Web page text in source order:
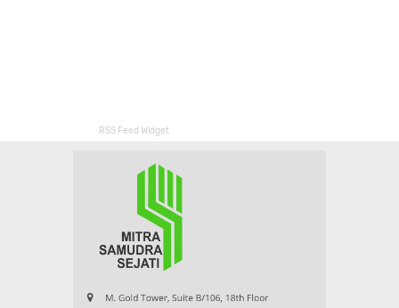
RSS Feed Widget